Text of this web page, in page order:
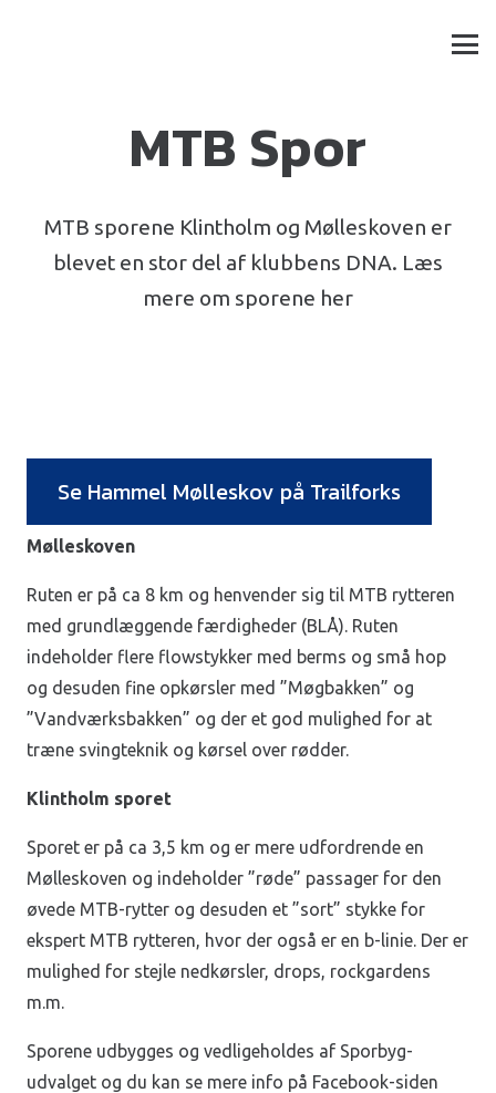
MTB Spor
MTB sporene Klintholm og Mølleskoven er
blevet en stor del af klubbens DNA. Læs
mere om sporene her
Se Hammel Mølleskov på Trailforks
Mølleskoven
Ruten er på ca 8 km og henvender sig til MTB rytteren
med grundlæggende færdigheder (BLÅ). Ruten
indeholder flere flowstykker med berms og små hop
og desuden fine opkørsler med ”Møgbakken” og
”Vandværksbakken” og der et god mulighed for at
træne svingteknik og kørsel over rødder.
Klintholm sporet
Sporet er på ca 3,5 km og er mere udfordrende en
Mølleskoven og indeholder ”røde” passager for den
øvede MTB-rytter og desuden et ”sort” stykke for
ekspert MTB rytteren, hvor der også er en b-linie. Der er
mulighed for stejle nedkørsler, drops, rockgardens
m.m.
Sporene udbygges og vedligeholdes af Sporbyg-
udvalget og du kan se mere info på Facebook-siden